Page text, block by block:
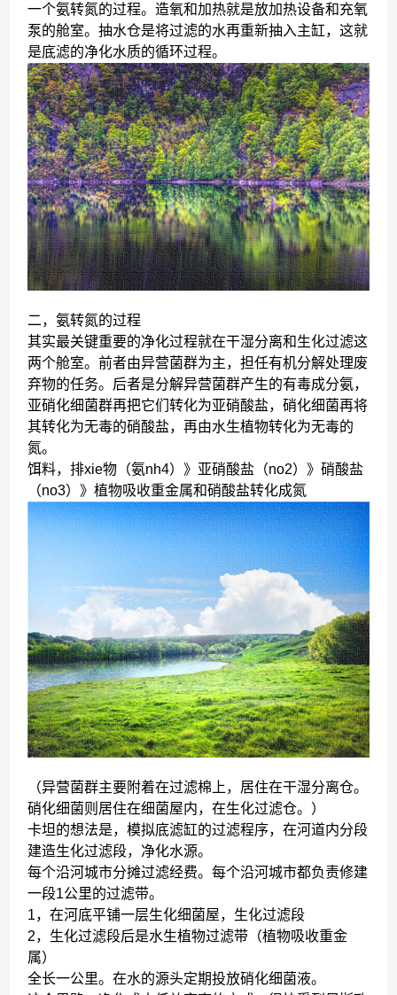
一个氨转氮的过程。造氧和加热就是放加热设备和充氧
泵的舱室。抽水仓是将过滤的水再重新抽入主缸，这就
是底滤的净化水质的循环过程。
二，氨转氮的过程
其实最关键重要的净化过程就在干湿分离和生化过滤这
两个舱室。前者由异营菌群为主，担任有机分解处理废
弃物的任务。后者是分解异营菌群产生的有毒成分氨，
亚硝化细菌群再把它们转化为亚硝酸盐，硝化细菌再将
其转化为无毒的硝酸盐，再由水生植物转化为无毒的
氮。
饵料，排xie物（氨nh4）》亚硝酸盐（no2）》硝酸盐
（no3）》植物吸收重金属和硝酸盐转化成氮
（异营菌群主要附着在过滤棉上，居住在干湿分离仓。
硝化细菌则居住在细菌屋内，在生化过滤仓。）
卡坦的想法是，模拟底滤缸的过滤程序，在河道内分段
建造生化过滤段，净化水源。
每个沿河城市分摊过滤经费。每个沿河城市都负责修建
一段1公里的过滤带。
1，在河底平铺一层生化细菌屋，生化过滤段
2，生化过滤段后是水生植物过滤带（植物吸收重金
属）
全长一公里。在水的源头定期投放硝化细菌液。